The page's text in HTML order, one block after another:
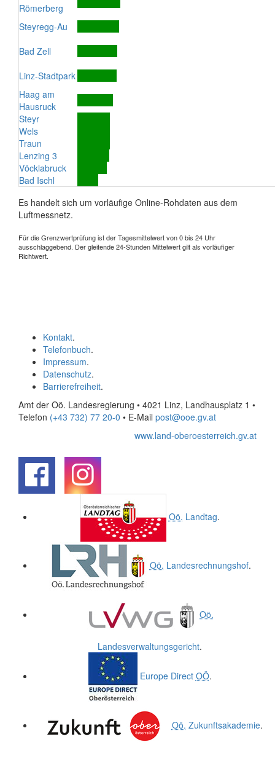
Römerberg
Steyregg-Au
Bad Zell
Linz-Stadtpark
Haag am
Hausruck
Steyr
Wels
Traun
Lenzing 3
Vöcklabruck
Bad Ischl
Es handelt sich um vorläufige Online-Rohdaten aus dem
Luftmessnetz.
Für die Grenzwertprüfung ist der Tagesmittelwert von 0 bis 24 Uhr
ausschlaggebend. Der gleitende 24-Stunden Mittelwert gilt als vorläufiger
Richtwert.
Kontakt.
Telefonbuch.
Impressum.
Datenschutz.
Barrierefreiheit.
Amt der Oö. Landesregierung • 4021 Linz, Landhausplatz 1 •
Telefon (+43 732) 77 20-0 • E-Mail post@ooe.gv.at
www.land-oberoesterreich.gv.at
Oö. Landtag.
Oö. Landesrechnungshof.
Oö.
Landesverwaltungsgericht.
Europe Direct OÖ.
Oö. Zukunftsakademie.